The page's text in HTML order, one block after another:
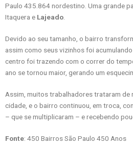
Paulo 435.864 nordestino. Uma grande
Itaquera e Lajeado
Devido ao seu tamanho, o bairro
assim como seus vizinhos foi
centro foi trazendo com o correr do
ano se tornou maior, gerando um
Assim, muitos trabalhadores trataram de
cidade, e o bairro continuou, em troca,
– que se multiplicaram – e recebendo
Fonte: 450 Bairros São Paulo 450 Anos